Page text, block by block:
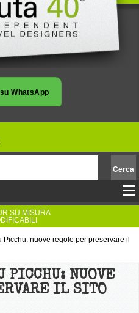
SU MISURA
Picchu: nuove regole per preservare il
PICCHU: NUOVE
IL SITO